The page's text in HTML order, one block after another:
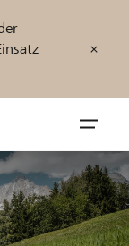
öffnen